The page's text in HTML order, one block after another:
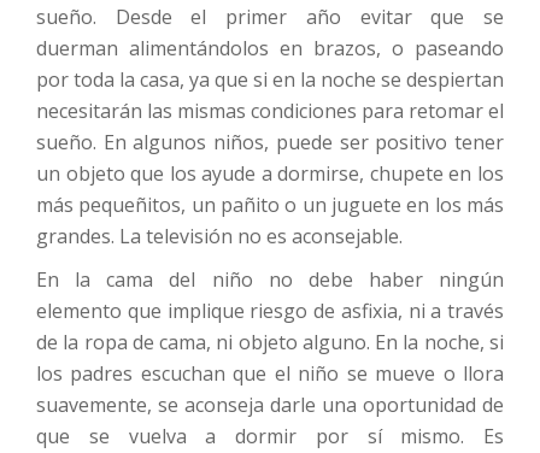
sueño. Desde el primer año evitar que se
duerman alimentándolos en brazos, o paseando
por toda la casa, ya que si en la noche se despiertan
necesitarán las mismas condiciones para retomar el
sueño. En algunos niños, puede ser positivo tener
un objeto que los ayude a dormirse, chupete en los
más pequeñitos, un pañito o un juguete en los más
grandes. La televisión no es aconsejable.
En la cama del niño no debe haber ningún
elemento que implique riesgo de asfixia, ni a través
de la ropa de cama, ni objeto alguno. En la noche, si
los padres escuchan que el niño se mueve o llora
suavemente, se aconseja darle una oportunidad de
que se vuelva a dormir por sí mismo. Es